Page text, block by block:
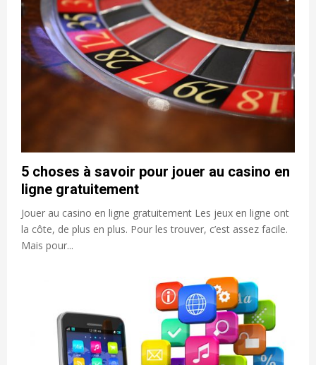
5 choses à savoir pour jouer au casino en
ligne gratuitement
Jouer au casino en ligne gratuitement Les jeux en ligne ont
la côte, de plus en plus. Pour les trouver, c’est assez facile.
Mais pour...